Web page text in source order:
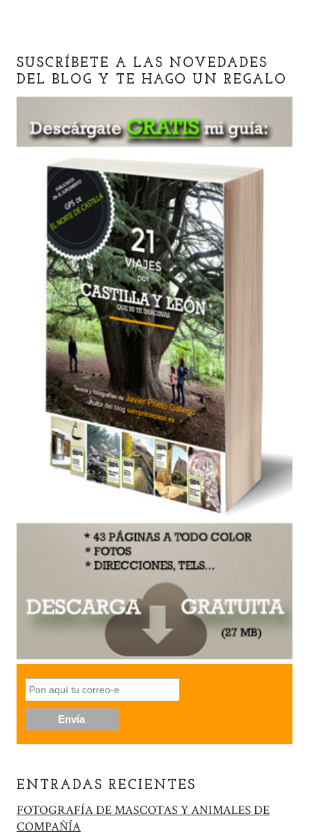
SUSCRÍBETE A LAS NOVEDADES
DEL BLOG Y TE HAGO UN REGALO
ENTRADAS RECIENTES
FOTOGRAFÍA DE MASCOTAS Y ANIMALES DE
COMPAÑÍA